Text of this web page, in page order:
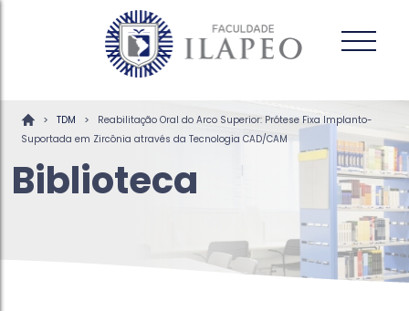
> TDM >
Reabilitação Oral do Arco Superior: Prótese Fixa Implanto-
Suportada em Zircônia através da Tecnologia CAD/CAM
Biblioteca